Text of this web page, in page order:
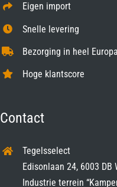
Eigen import
Snelle levering
Bezorging in heel
Hoge klantscore
Contact
Tegelsselect
Edisonlaan 24, 6003 DB
Industrie terrein